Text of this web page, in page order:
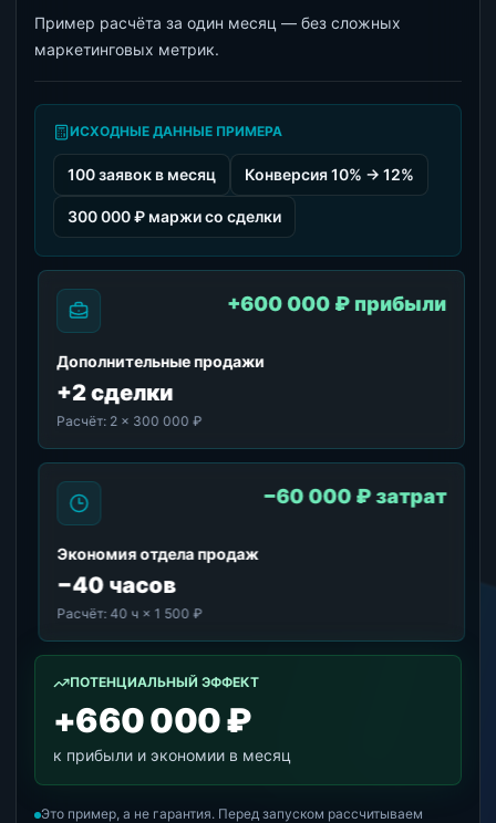
Пример расчёта за один месяц — без сложных
маркетинговых метрик.
ИСХОДНЫЕ ДАННЫЕ ПРИМЕРА
100 заявок в месяц Конверсия 10% → 12%
300 000 ₽ маржи со сделки
+600 000 ₽ прибыли
Дополнительные продажи
+2 сделки
Расчёт: 2 × 300 000 ₽
−60 000 ₽ затрат
Экономия отдела продаж
−40 часов
Расчёт: 40 ч × 1 500 ₽
ПОТЕНЦИАЛЬНЫЙ ЭФФЕКТ
+660 000 ₽
к прибыли и экономии в месяц
Это пример, а не гарантия. Перед запуском рассчитываем